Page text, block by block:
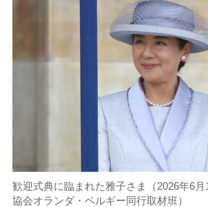
歓迎式典に臨まれた雅子さま（2026年6
協会オランダ・ベルギー同行取材班）